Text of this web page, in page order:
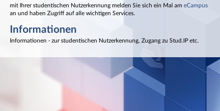
mit Ihrer studentischen Nutzerkennung melden Sie sich ein Mal am eCampus
an und haben Zugriff auf alle wichtigen Services.
Informationen
Informationen - zur studentischen Nutzerkennung, Zugang zu Stud.IP etc.